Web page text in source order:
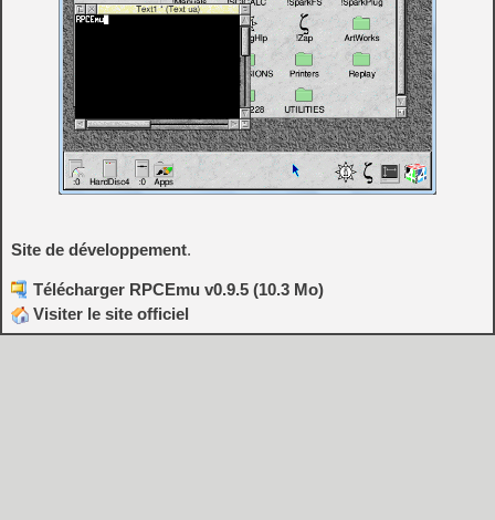
Site de développement.
Télécharger RPCEmu v0.9.5 (10.3 Mo)
Visiter le site officiel